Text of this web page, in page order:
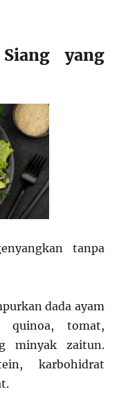
yang
tanpa
dada ayam
quinoa, tomat,
minyak zaitun.
karbohidrat